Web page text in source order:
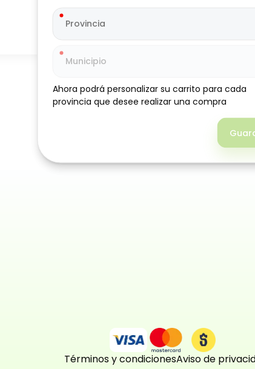
Términos y condicionesAviso de
Ahora podrá personalizar su carrito para cada
provincia que desee realizar una compra
Ahora podrá personalizar su carrito para cada
provincia que desee realizar una compra